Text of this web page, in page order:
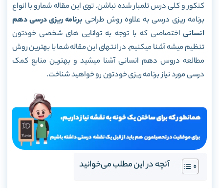
کنکور و کلی درس تلمبار شده نباشن. توی این مقاله شمارو با انواع
برنامه ریزی درسی به علاوه روش طراحی برنامه ریزی درسی دهم
انسانی اختصاصی که با توجه به توانایی های شخصی خودتون
تنظیم میشه آشنا میکنیم. در انتهای این مقاله شما با بهترین روش
مطالعه دروس دهم انسانی آشنا میشید و بهترین منابع کمک
درسی مورد نیاز برنامه ریزی خودتون رو خواهید شناخت.
آنچه در این مطلب می‌خوانید